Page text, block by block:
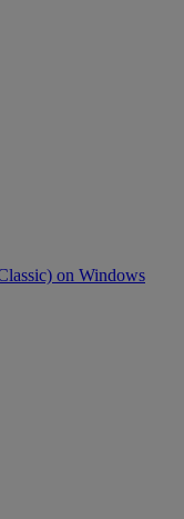
on Windows